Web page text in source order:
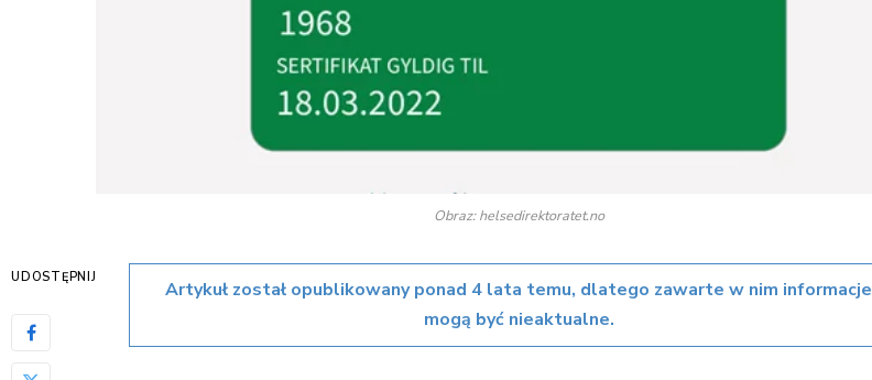
Obraz: helsedirektoratet.no
UDOSTĘPNIJ
Artykuł został opublikowany ponad 4 lata temu, dlatego zawarte w nim informacje
mogą być nieaktualne.